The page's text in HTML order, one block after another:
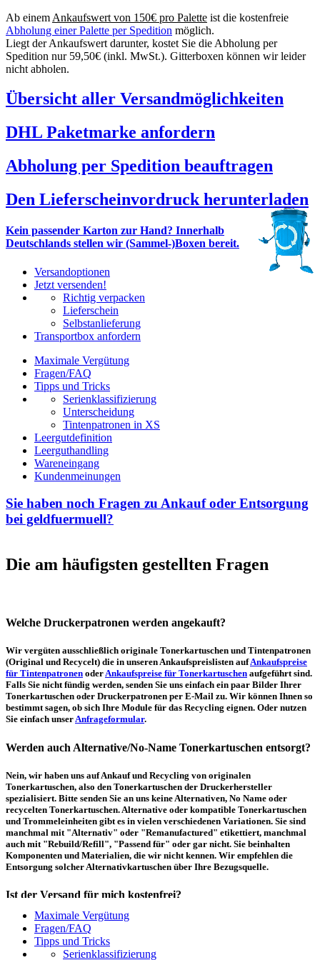
Ab einem Ankaufswert von 150€ pro Palette ist die kostenfreie
Abholung einer Palette per Spedition möglich.
Liegt der Ankaufswert darunter, kostet Sie die Abholung per
Spedition nur 59,50€ (inkl. MwSt.). Gitterboxen können wir leider
nicht abholen.
Übersicht aller Versandmöglichkeiten
DHL Paketmarke anfordern
Abholung per Spedition beauftragen
Den Lieferscheinvordruck herunterladen
Kein passender Karton zur Hand? Innerhalb
Deutschlands stellen wir (Sammel-)Boxen bereit.
Versandoptionen
Jetzt versenden!
Richtig verpacken
Lieferschein
Selbstanlieferung
Transportbox anfordern
Maximale Vergütung
Fragen/FAQ
Tipps und Tricks
Serienklassifizierung
Unterscheidung
Tintenpatronen in XS
Leergutdefinition
Leerguthandling
Wareneingang
Kundenmeinungen
Sie haben noch Fragen zu Ankauf oder Entsorgung
bei geldfuermuell?
Die am häufigsten gestellten Fragen
Welche Druckerpatronen werden angekauft?
Wir vergüten ausschließlich originale Tonerkartuschen und Tintenpatronen
(Original und Recycelt) die in unseren Ankaufspreislisten aufAnkaufspreise
für Tintenpatronen oderAnkaufspreise für Tonerkartuschen aufgeführt sind.
Falls Sie nicht fündig werden, senden Sie uns einfach ein paar Bilder Ihrer
Tonerkartuschen oder Druckerpatronen per E-Mail zu. Wir können Ihnen so
bestimmt sagen, ob sich Ihre Module für das Recycling eignen. Oder nutzen
Sie einfach unserAnfrageformular.
Werden auch Alternative/No-Name Tonerkartuschen entsorgt?
Nein, wir haben uns auf Ankauf und Recycling von originalen
Tonerkartuschen, also den Tonerkartuschen der Druckerhersteller
spezialisiert. Bitte senden Sie an uns keine Alternativen, No Name oder
recycelten Tonerkartuschen. Alternative oder kompatible Tonerkartuschen
und Trommeleinheiten gibt es in vielen verschiedenen Variationen. Sie sind
manchmal mit "Alternativ" oder "Remanufactured" etikettiert, manchmal
auch mit "Rebuild/Refill", "Passend für" oder gar nicht. Sie beinhalten
Komponenten und Materialien, die wir nicht kennen. Wir empfehlen die
Entsorgung solcher Alternativkartuschen über Ihre Bezugsquelle.
Ist der Versand für mich kostenfrei?
Ein kostenfreier, innerdeutscher Versand (Paketmarke bzw.
Palettenabholung) ist erst ab einem Ankaufswert von 30,00€ pro Paket bzw.
150,00€ pro Palette möglich. Unter diesen Werten belaufen sich die
Rücksendekosten auf 7,14€ pro Paket bzw. 59,50€ pro Palette (inkl. MwSt.).
Maximale Vergütung
Fragen/FAQ
Tipps und Tricks
Serienklassifizierung